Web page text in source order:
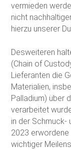
vermieden
nicht
hierzu unserer
Desweiteren
(Chain of
Lieferanten die
Materialien,
Palladium) über
verarbeitet
in der Schmuck-
2023 erwordene
wichtiger